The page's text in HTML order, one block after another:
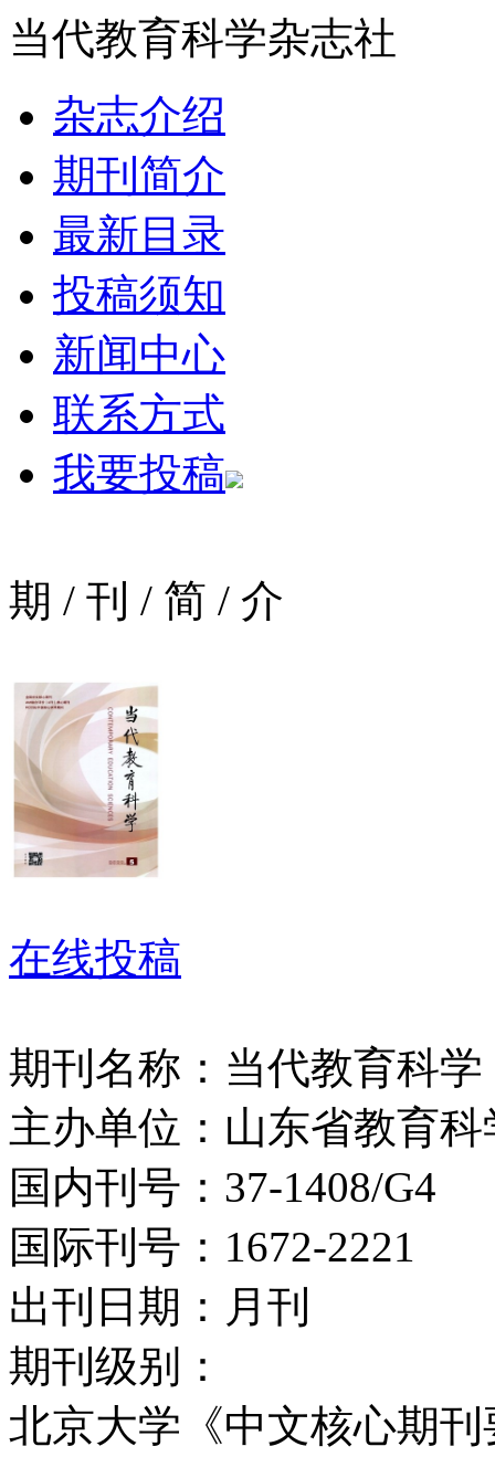
当代教育科学杂志社
杂志介绍
期刊简介
最新目录
投稿须知
新闻中心
联系方式
我要投稿
期 / 刊 / 简 / 介
在线投稿
期刊名称：当代教育科学
主办单位：山东省教育
国内刊号：37-1408/G4
国际刊号：1672-2221
出刊日期：月刊
期刊级别：
北京大学《中文核心期